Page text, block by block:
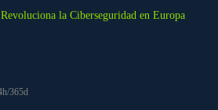
365d
la Ciberseguridad en Europa